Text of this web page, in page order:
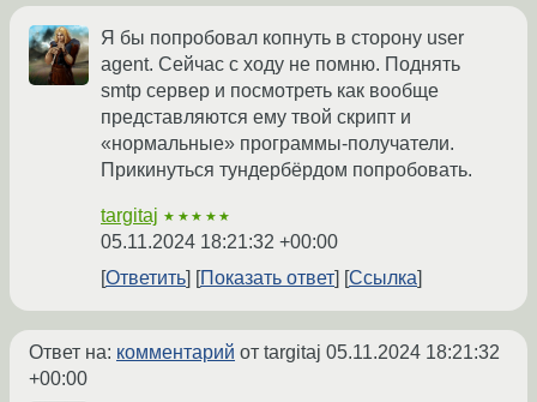
Я бы попробовал копнуть в сторону user
agent. Сейчас с ходу не помню. Поднять
smtp сервер и посмотреть как вообще
представляются ему твой скрипт и
«нормальные» программы-получатели.
Прикинуться тундербёрдом попробовать.
targitaj ★★★★★
05.11.2024 18:21:32 +00:00
Ответить
Показать ответ Ссылка
Ответ на: комментарий от targitaj 05.11.2024 18:21:32
+00:00